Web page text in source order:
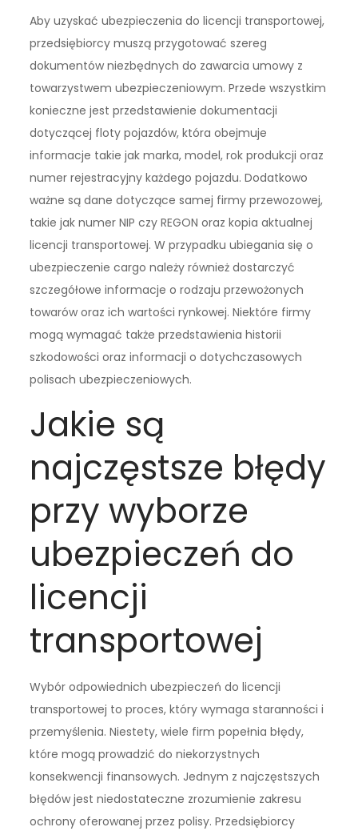
Aby uzyskać ubezpieczenia do licencji transportowej,
przedsiębiorcy muszą przygotować szereg
dokumentów niezbędnych do zawarcia umowy z
towarzystwem ubezpieczeniowym. Przede wszystkim
konieczne jest przedstawienie dokumentacji
dotyczącej floty pojazdów, która obejmuje
informacje takie jak marka, model, rok produkcji oraz
numer rejestracyjny każdego pojazdu. Dodatkowo
ważne są dane dotyczące samej firmy przewozowej,
takie jak numer NIP czy REGON oraz kopia aktualnej
licencji transportowej. W przypadku ubiegania się o
ubezpieczenie cargo należy również dostarczyć
szczegółowe informacje o rodzaju przewożonych
towarów oraz ich wartości rynkowej. Niektóre firmy
mogą wymagać także przedstawienia historii
szkodowości oraz informacji o dotychczasowych
polisach ubezpieczeniowych.
Jakie są
najczęstsze błędy
przy wyborze
ubezpieczeń do
licencji
transportowej
Wybór odpowiednich ubezpieczeń do licencji
transportowej to proces, który wymaga staranności i
przemyślenia. Niestety, wiele firm popełnia błędy,
które mogą prowadzić do niekorzystnych
konsekwencji finansowych. Jednym z najczęstszych
błędów jest niedostateczne zrozumienie zakresu
ochrony oferowanej przez polisy. Przedsiębiorcy